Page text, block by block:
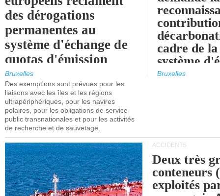
des dérogations
permanentes au
système d'échange de
quotas d'émission
maritimes de l'UE
après 2030.
Bruxelles
Des exemptions sont prévues pour les
liaisons avec les îles et les régions
ultrapériphériques, pour les navires
polaires, pour les obligations de service
public transnationales et pour les activités
de recherche et de sauvetage.
cadre de
système
quotas
Bruxelles
ACCIDENTS
Deux très
conteneurs
exploités